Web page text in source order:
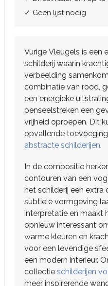
✓ Geen lijst nodig
Vurige Vleugels is een
schilderij waarin
verbeelding
combinatie van rood,
een energieke
penseelstreken een
vrijheid oproepen. Dit
opvallende
abstracte schilderijen.
In de compositie
contouren van een
het schilderij een extra
subtiele vormgeving
interpretatie en maakt
opnieuw interessant
warme kleuren en
voor een levendige
een modern interieur.
collectie schilderijen
meer inspirerende